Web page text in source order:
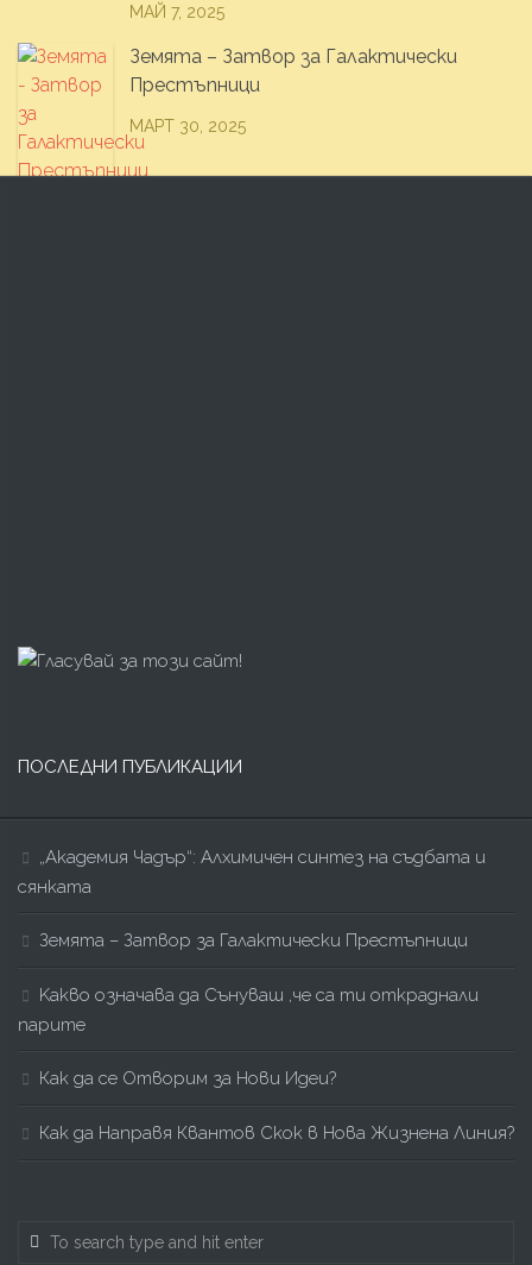
МАЙ 7, 2025
Земята – Затвор за Галактически
Престъпници
МАРТ 30, 2025
ПОСЛЕДНИ ПУБЛИКАЦИИ
„Академия Чадър“: Алхимичен синтез на съдбата и
сянката
Земята – Затвор за Галактически Престъпници
Kакво означава да Сънуваш ,че са ти откраднали
парите
Как да се Отворим за Нови Идеи?
Как да Направя Квантов Скок в Нова Жизнена Линия?